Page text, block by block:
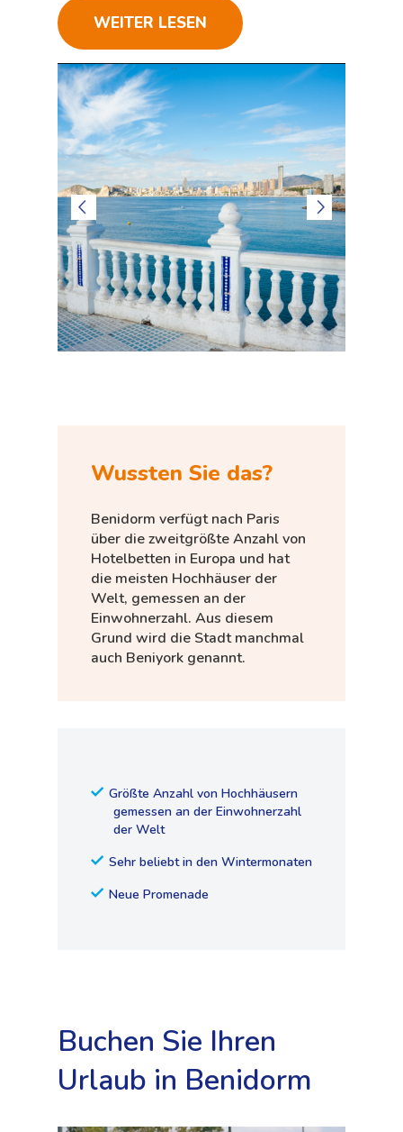
WEITER LESEN
Wussten Sie das?
Benidorm verfügt nach Paris
über die zweitgrößte Anzahl von
Hotelbetten in Europa und hat
die meisten Hochhäuser der
Welt, gemessen an der
Einwohnerzahl. Aus diesem
Grund wird die Stadt manchmal
auch Beniyork genannt.
Größte Anzahl von Hochhäusern
gemessen an der Einwohnerzahl
der Welt
Sehr beliebt in den Wintermonaten
Neue Promenade
Buchen Sie Ihren
Urlaub in Benidorm